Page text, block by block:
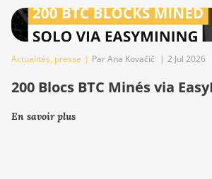
Actualités, presse | Par Ana Kovačič | 2 Jul 2026
200 Blocs BTC Minés via
En savoir plus